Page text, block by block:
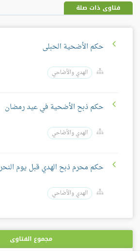
فتاوى ذات صلة
حكم الأضحية الحبلى
الهدي والأضاحي
حكم ذبح الأضحية في عيد رمضان
الهدي والأضاحي
حكم محرم ذبح الهدي قبل يوم النحر
الهدي والأضاحي
مجموع الفتاوى